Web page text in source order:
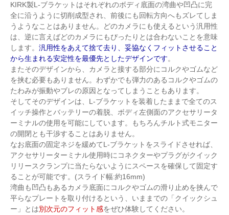
KIRK製L-ブラケットはそれぞれのボディ底面の湾曲や凹凸に完
全に沿うように切削成型され、前後にも回転方向へもズレてしま
うようなことはありません。どのカメラにも使えるという汎用性
は、逆に言えばどのカメラにもぴったりとは合わないことを意味
します。 汎用性をあえて捨て去り、妥協なくフィットさせること
から生まれる安定性を最優先としたデザインです。
またそのデザインから、カメラと接する部分にコルクやゴムなど
を挟む必要もありません。わずかでも弾力のあるコルクやゴムの
たわみが振動やブレの原因となってしまうこともあります。
そしてそのデザインは、L-ブラケットを装着したままで全てのス
イッチ操作とバッテリーの着脱、ボディ左側面のアクセサリータ
ーミナルの使用を可能にしています。もちろんチルト式モニター
の開閉とも干渉することはありません。
なお底面の固定ネジを緩めてL-ブラケットをスライドさせれば、
アクセサリーターミナル使用時にコネクターやプラグがクイック
リリースクランプに当たらないようにスペースを確保して固定す
ることが可能です。(スライド幅:約16mm)
湾曲も凹凸もあるカメラ底面にコルクやゴムの滑り止めを挟んで
平らなプレートを取り付けるという、いままでの「クイックシュ
ー」とは別次元のフィット感をぜひ体験してください。